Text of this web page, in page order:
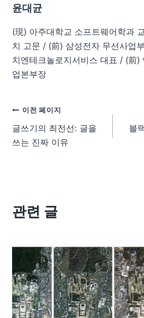
윤대균
(現) 아주대학교 소프트웨어학과
치 고문 / (前) 삼성전자 무선사업
치엔테크놀로지서비스 대표 / (前)
업본부장
이전 페이지
글쓰기의 최전선: 글을
쓰는 진짜 이유
블
관련 글